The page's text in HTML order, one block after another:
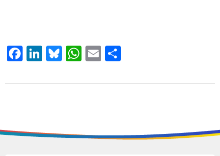
Facebook
LinkedIn
Bluesky
WhatsApp
Email